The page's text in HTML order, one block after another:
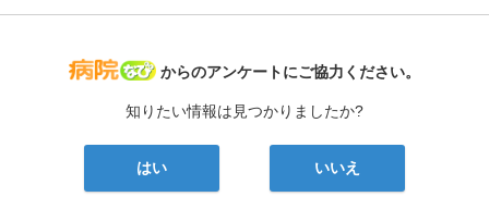
病院なび
からのアンケートにご協力ください。
知りたい情報は見つかりましたか?
はい いいえ